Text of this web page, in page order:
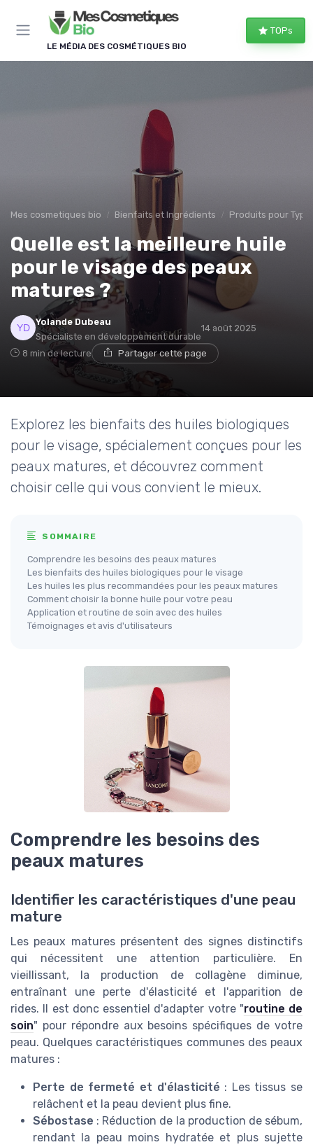
LE MÉDIA DES COSMÉTIQUES BIO
TOPs
Mes cosmetiques bio Bienfaits et Ingrédients Produits pour
Quelle est la meilleure huile
pour le visage des peaux
matures ?
Yolande Dubeau
Spécialiste en développement durable
14 août 2025
8 min de lecture Partager cette page
Explorez les bienfaits des huiles biologiques
pour le visage, spécialement conçues pour les
peaux matures, et découvrez comment
choisir celle qui vous convient le mieux.
SOMMAIRE
Comprendre les besoins des peaux matures
Les bienfaits des huiles biologiques pour le visage
Les huiles les plus recommandées pour les peaux matures
Comment choisir la bonne huile pour votre peau
Application et routine de soin avec des huiles
Témoignages et avis d'utilisateurs
Comprendre les besoins des
peaux matures
Identifier les caractéristiques d'une peau
mature
Les peaux matures présentent des signes distinctifs
qui nécessitent une attention particulière. En
vieillissant, la production de collagène diminue,
entraînant une perte d'élasticité et l'apparition de
rides. Il est donc essentiel d'adapter votre "routine de
soin" pour répondre aux besoins spécifiques de votre
peau. Quelques caractéristiques communes des peaux
matures :
Perte de fermeté et d'élasticité : Les tissus se
relâchent et la peau devient plus fine.
Sébostase : Réduction de la production de sébum,
rendant la peau moins hydratée et plus sujette
Panneau de gestion des cookies